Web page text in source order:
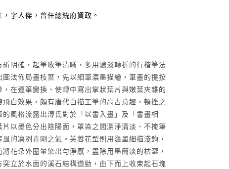
字人傑，曾任總統府資政。
明確，起筆收筆清晰，多用濃淡轉折的行楷筆法
法佈局畫枝葉，先以細筆濃墨描繪，筆畫的提按
在運筆變換、使轉中寫出掌狀葉片與嫩葉夾雜的
白效果，頗有唐代白描工筆的高古意趣，頓挫之
風格流露出溥氏對於「以書入畫」及「書畫相
以墨色分出陰陽面，罩染之間潔淨清淡、不掩筆
的凜冽青剛之氣。芙蓉花型則用澹墨細描淺鉤，
花朵外圈暈染出勻淨感，盡除用墨簡淡的枯澀，
立於水面的溪石結構遒勁，由下而上收束起石塊